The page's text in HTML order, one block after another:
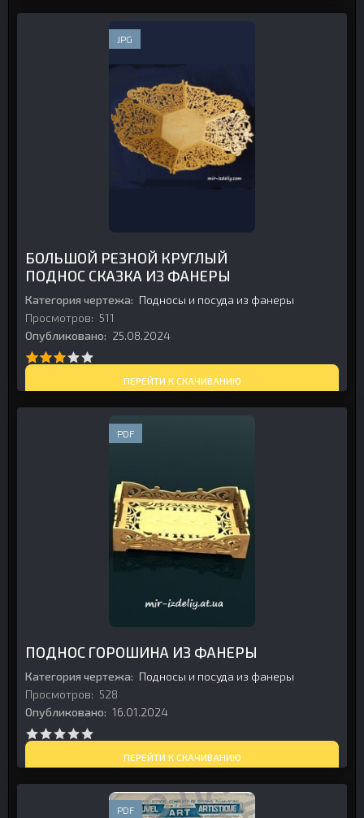
JPG
БОЛЬШОЙ РЕЗНОЙ КРУГЛЫЙ
ПОДНОС СКАЗКА ИЗ ФАНЕРЫ
Категория чертежа: Подносы и посуда из фанеры
Просмотров: 511
Опубликовано: 25.08.2024
ПЕРЕЙТИ К СКАЧИВАНИЮ
PDF
ПОДНОС ГОРОШИНА ИЗ ФАНЕРЫ
Категория чертежа: Подносы и посуда из фанеры
Просмотров: 528
Опубликовано: 16.01.2024
ПЕРЕЙТИ К СКАЧИВАНИЮ
PDF